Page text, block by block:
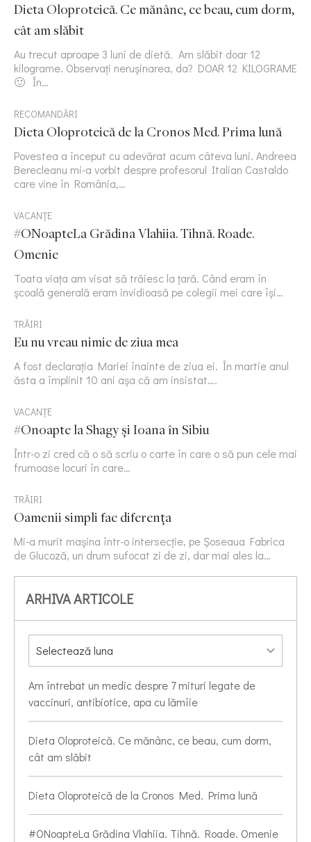
Dieta Oloproteică. Ce mănânc, ce beau, cum dorm,
cât am slăbit
Au trecut aproape 3 luni de dietă. Am slăbit doar 12
kilograme. Observați nerușinarea, da? DOAR 12 KILOGRAME
🙂 În…
RECOMANDĂRI
Dieta Oloproteică de la Cronos Med. Prima lună
Povestea a început cu adevărat acum câteva luni. Andreea
Berecleanu mi-a vorbit despre profesorul Italian Castaldo
care vine în România,…
VACANȚE
#ONoapteLa Grădina Vlahiia. Tihnă. Roade.
Omenie
Toata viața am visat să trăiesc la țară. Când eram în
școală generală eram invidioasă pe colegii mei care își…
TRĂIRI
Eu nu vreau nimic de ziua mea
A fost declarația Mariei înainte de ziua ei. În martie anul
ăsta a împlinit 10 ani așa că am insistat….
VACANȚE
#Onoapte la Shagy și Ioana în Sibiu
Într-o zi cred că o să scriu o carte în care o să pun cele mai
frumoase locuri în care…
TRĂIRI
Oamenii simpli fac diferența
Mi-a murit mașina într-o intersecție, pe Șoseaua Fabrica
de Glucoză, un drum sufocat zi de zi, dar mai ales la…
ARHIVA ARTICOLE
Am întrebat un medic despre 7 mituri legate de
vaccinuri, antibiotice, apa cu lămîie
Dieta Oloproteică. Ce mănânc, ce beau, cum dorm,
cât am slăbit
Dieta Oloproteică de la Cronos Med. Prima lună
#ONoapteLa Grădina Vlahiia. Tihnă. Roade. Omenie